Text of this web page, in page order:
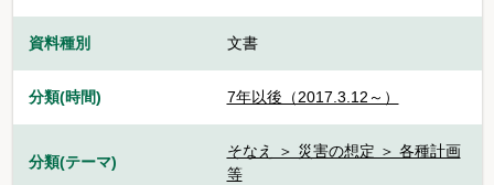
資料種別 文書
分類(時間) 7年以後（2017.3.12～）
分類(テーマ)
そなえ ＞ 災害の想定 ＞ 各種計画
等